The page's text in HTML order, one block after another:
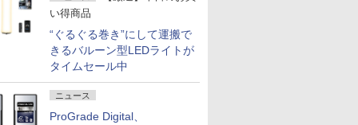
い得商品
“ぐるぐる巻き”にして運搬で
きるバルーン型LEDライトが
タイムセール中
ニュース
ProGrade Digital、